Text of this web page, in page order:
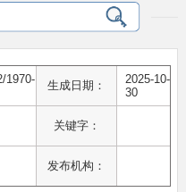
1970-
生成日期：
2025-10-
30
关键字：
发布机构：